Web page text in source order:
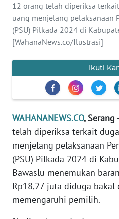
12 orang telah diperiksa
uang menjelang pelaksanaan
(PSU) Pilkada 2024 di
[WahanaNews.co/Ilustrasi]
Ikuti
WAHANANEWS.CO, Serang
telah diperiksa terkait
menjelang pelaksanaan
(PSU) Pilkada 2024 di
Bawaslu menemukan
Rp18,27 juta diduga
memengaruhi pemilih.
SAINS-TEKNO
KESEHATAN
SERBA-SERBI
OLAHRAGA
OPINI